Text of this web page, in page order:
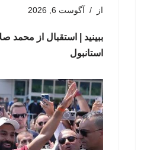
از آگوست 6, 2026
ببینید | استقبال از محمد
استانبول